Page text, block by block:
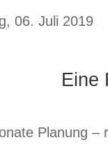
06. Juli 2019
Eine
Planung –